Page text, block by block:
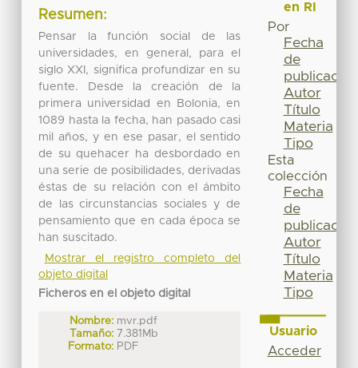
Resumen:
Pensar la función social de las
universidades, en general, para el
siglo XXI, significa profundizar en su
fuente. Desde la creación de la
primera universidad en Bolonia, en
1089 hasta la fecha, han pasado casi
mil años, y en ese pasar, el sentido
de su quehacer ha desbordado en
una serie de posibilidades, derivadas
éstas de su relación con el ámbito
de las circunstancias sociales y de
pensamiento que en cada época se
han suscitado.
Mostrar el registro completo del
objeto digital
Ficheros en el objeto digital
Nombre: mvr.pdf
Tamaño: 7.381Mb
Formato: PDF
en RI
Por
Fecha
de
publicación
Autor
Título
Materia
Tipo
Esta
colección
Fecha
de
publicación
Autor
Título
Materia
Tipo
Usuario
Acceder